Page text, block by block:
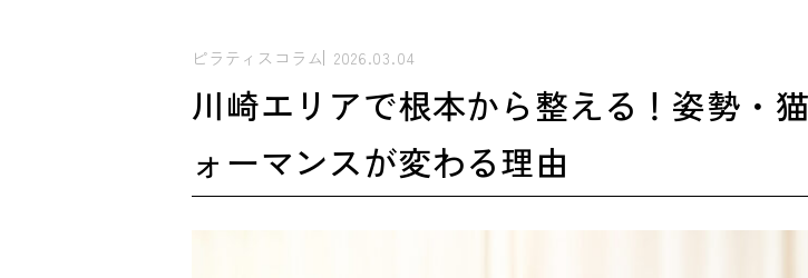
ピラティスコラム 2026.03.04
川崎エリアで根本から整える！姿勢・
ォーマンスが変わる理由